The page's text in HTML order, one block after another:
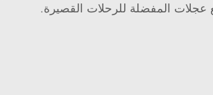
عجلات المفضلة للرحلات القصيرة.